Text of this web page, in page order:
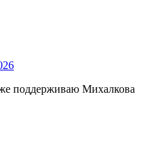
поддерживаю Михалкова